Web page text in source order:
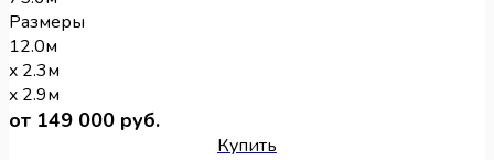
Размеры
12.0м
x 2.3м
x 2.9м
от 149 000 руб.
Купить